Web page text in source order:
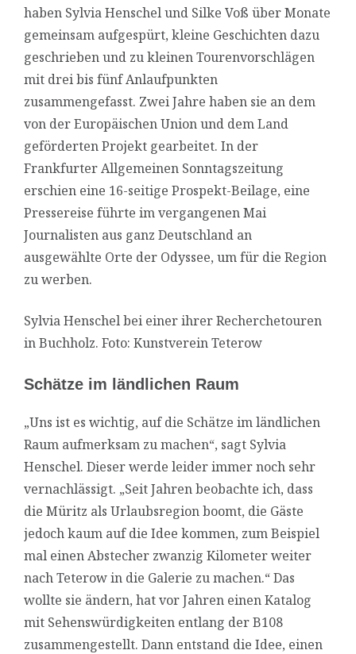
haben Sylvia Henschel und Silke Voß über Monate
gemeinsam aufgespürt, kleine Geschichten dazu
geschrieben und zu kleinen Tourenvorschlägen
mit drei bis fünf Anlaufpunkten
zusammengefasst. Zwei Jahre haben sie an dem
von der Europäischen Union und dem Land
geförderten Projekt gearbeitet. In der
Frankfurter Allgemeinen Sonntagszeitung
erschien eine 16-seitige Prospekt-Beilage, eine
Pressereise führte im vergangenen Mai
Journalisten aus ganz Deutschland an
ausgewählte Orte der Odyssee, um für die Region
zu werben.
Sylvia Henschel bei einer ihrer Recherchetouren
in Buchholz. Foto: Kunstverein Teterow
Schätze im ländlichen Raum
„Uns ist es wichtig, auf die Schätze im ländlichen
Raum aufmerksam zu machen“, sagt Sylvia
Henschel. Dieser werde leider immer noch sehr
vernachlässigt. „Seit Jahren beobachte ich, dass
die Müritz als Urlaubsregion boomt, die Gäste
jedoch kaum auf die Idee kommen, zum Beispiel
mal einen Abstecher zwanzig Kilometer weiter
nach Teterow in die Galerie zu machen.“ Das
wollte sie ändern, hat vor Jahren einen Katalog
mit Sehenswürdigkeiten entlang der B108
zusammengestellt. Dann entstand die Idee, einen